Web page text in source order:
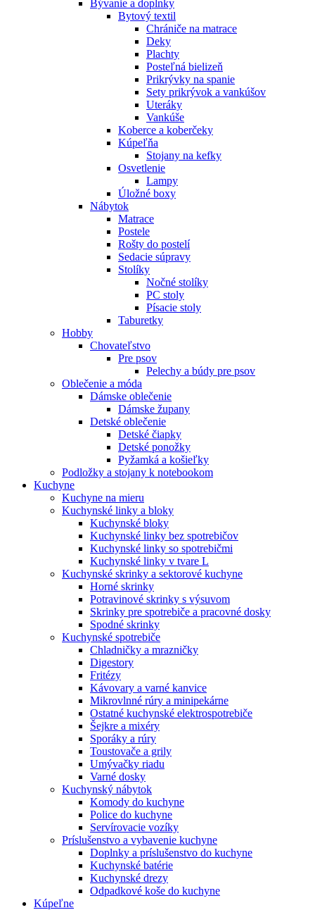
Bývanie a doplnky
Bytový textil
Chrániče na matrace
Deky
Plachty
Posteľná bielizeň
Prikrývky na spanie
Sety prikrývok a vankúšov
Uteráky
Vankúše
Koberce a koberčeky
Kúpeľňa
Stojany na kefky
Osvetlenie
Lampy
Úložné boxy
Nábytok
Matrace
Postele
Rošty do postelí
Sedacie súpravy
Stolíky
Nočné stolíky
PC stoly
Písacie stoly
Taburetky
Hobby
Chovateľstvo
Pre psov
Pelechy a búdy pre psov
Oblečenie a móda
Dámske oblečenie
Dámske župany
Detské oblečenie
Detské čiapky
Detské ponožky
Pyžamká a košieľky
Podložky a stojany k notebookom
Kuchyne
Kuchyne na mieru
Kuchynské linky a bloky
Kuchynské bloky
Kuchynské linky bez spotrebičov
Kuchynské linky so spotrebičmi
Kuchynské linky v tvare L
Kuchynské skrinky a sektorové kuchyne
Horné skrinky
Potravinové skrinky s výsuvom
Skrinky pre spotrebiče a pracovné dosky
Spodné skrinky
Kuchynské spotrebiče
Chladničky a mrazničky
Digestory
Fritézy
Kávovary a varné kanvice
Mikrovlnné rúry a minipekárne
Ostatné kuchynské elektrospotrebiče
Šejkre a mixéry
Sporáky a rúry
Toustovače a grily
Umývačky riadu
Varné dosky
Kuchynský nábytok
Komody do kuchyne
Police do kuchyne
Servírovacie vozíky
Príslušenstvo a vybavenie kuchyne
Doplnky a príslušenstvo do kuchyne
Kuchynské batérie
Kuchynské drezy
Odpadkové koše do kuchyne
Kúpeľne